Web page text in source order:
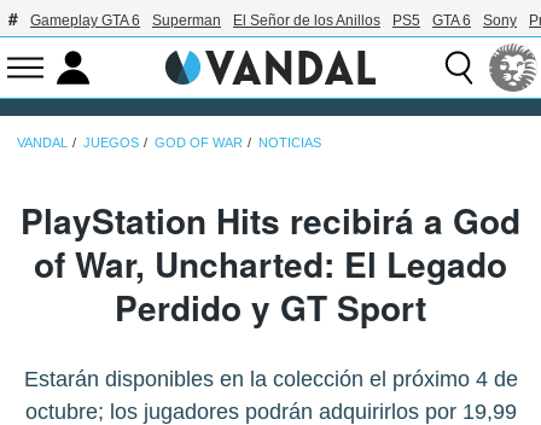
Gameplay GTA 6 Superman El Señor de los Anillos PS5 GTA 6 Sony
VANDAL JUEGOS GOD OF WAR NOTICIAS
PlayStation Hits recibirá a God
of War, Uncharted: El Legado
Perdido y GT Sport
Estarán disponibles en la colección el próximo 4 de
octubre; los jugadores podrán adquirirlos por 19,99